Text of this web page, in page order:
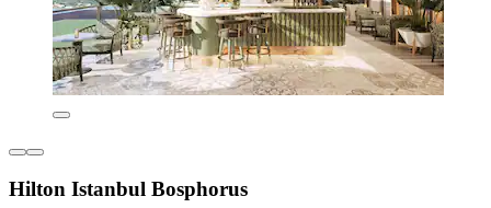
Hilton Istanbul Bosphorus